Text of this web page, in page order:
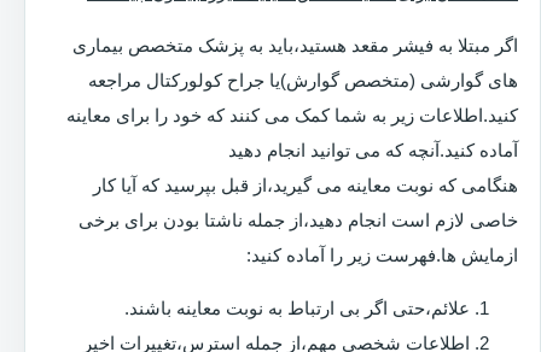
اگر مبتلا به فیشر مقعد هستید،باید به پزشک متخصص بیماری
های گوارشی (متخصص گوارش)یا جراح کولورکتال مراجعه
کنید.اطلاعات زیر به شما کمک می کنند که خود را برای معاینه
آماده کنید.آنچه که می توانید انجام دهید
هنگامی که نوبت معاینه می گیرید،از قبل بپرسید که آیا کار
خاصی لازم است انجام دهید،از جمله ناشتا بودن برای برخی
ازمایش ها.فهرست زیر را آماده کنید:
علائم،حتی اگر بی ارتباط به نوبت معاینه باشند.
اطلاعات شخصی مهم،از جمله استرس،تغییرات اخیر